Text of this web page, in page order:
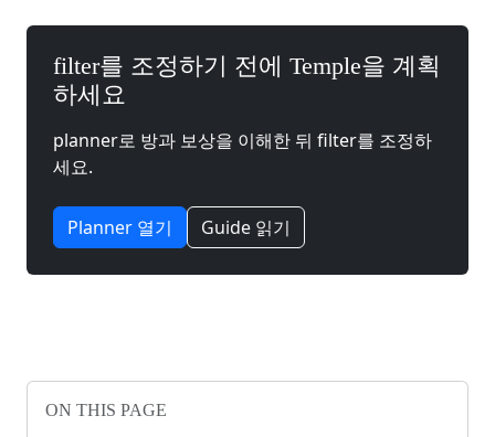
ON THIS PAGE
filter를 조정하기 전에 Temple을 계획
하세요
planner로 방과 보상을 이해한 뒤 filter를 조정하
세요.
Planner 열기 Guide 읽기